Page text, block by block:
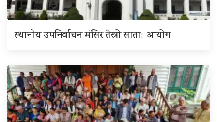
स्थानीय उपनिर्वाचन मंसिर तेस्रो साताः आयोग